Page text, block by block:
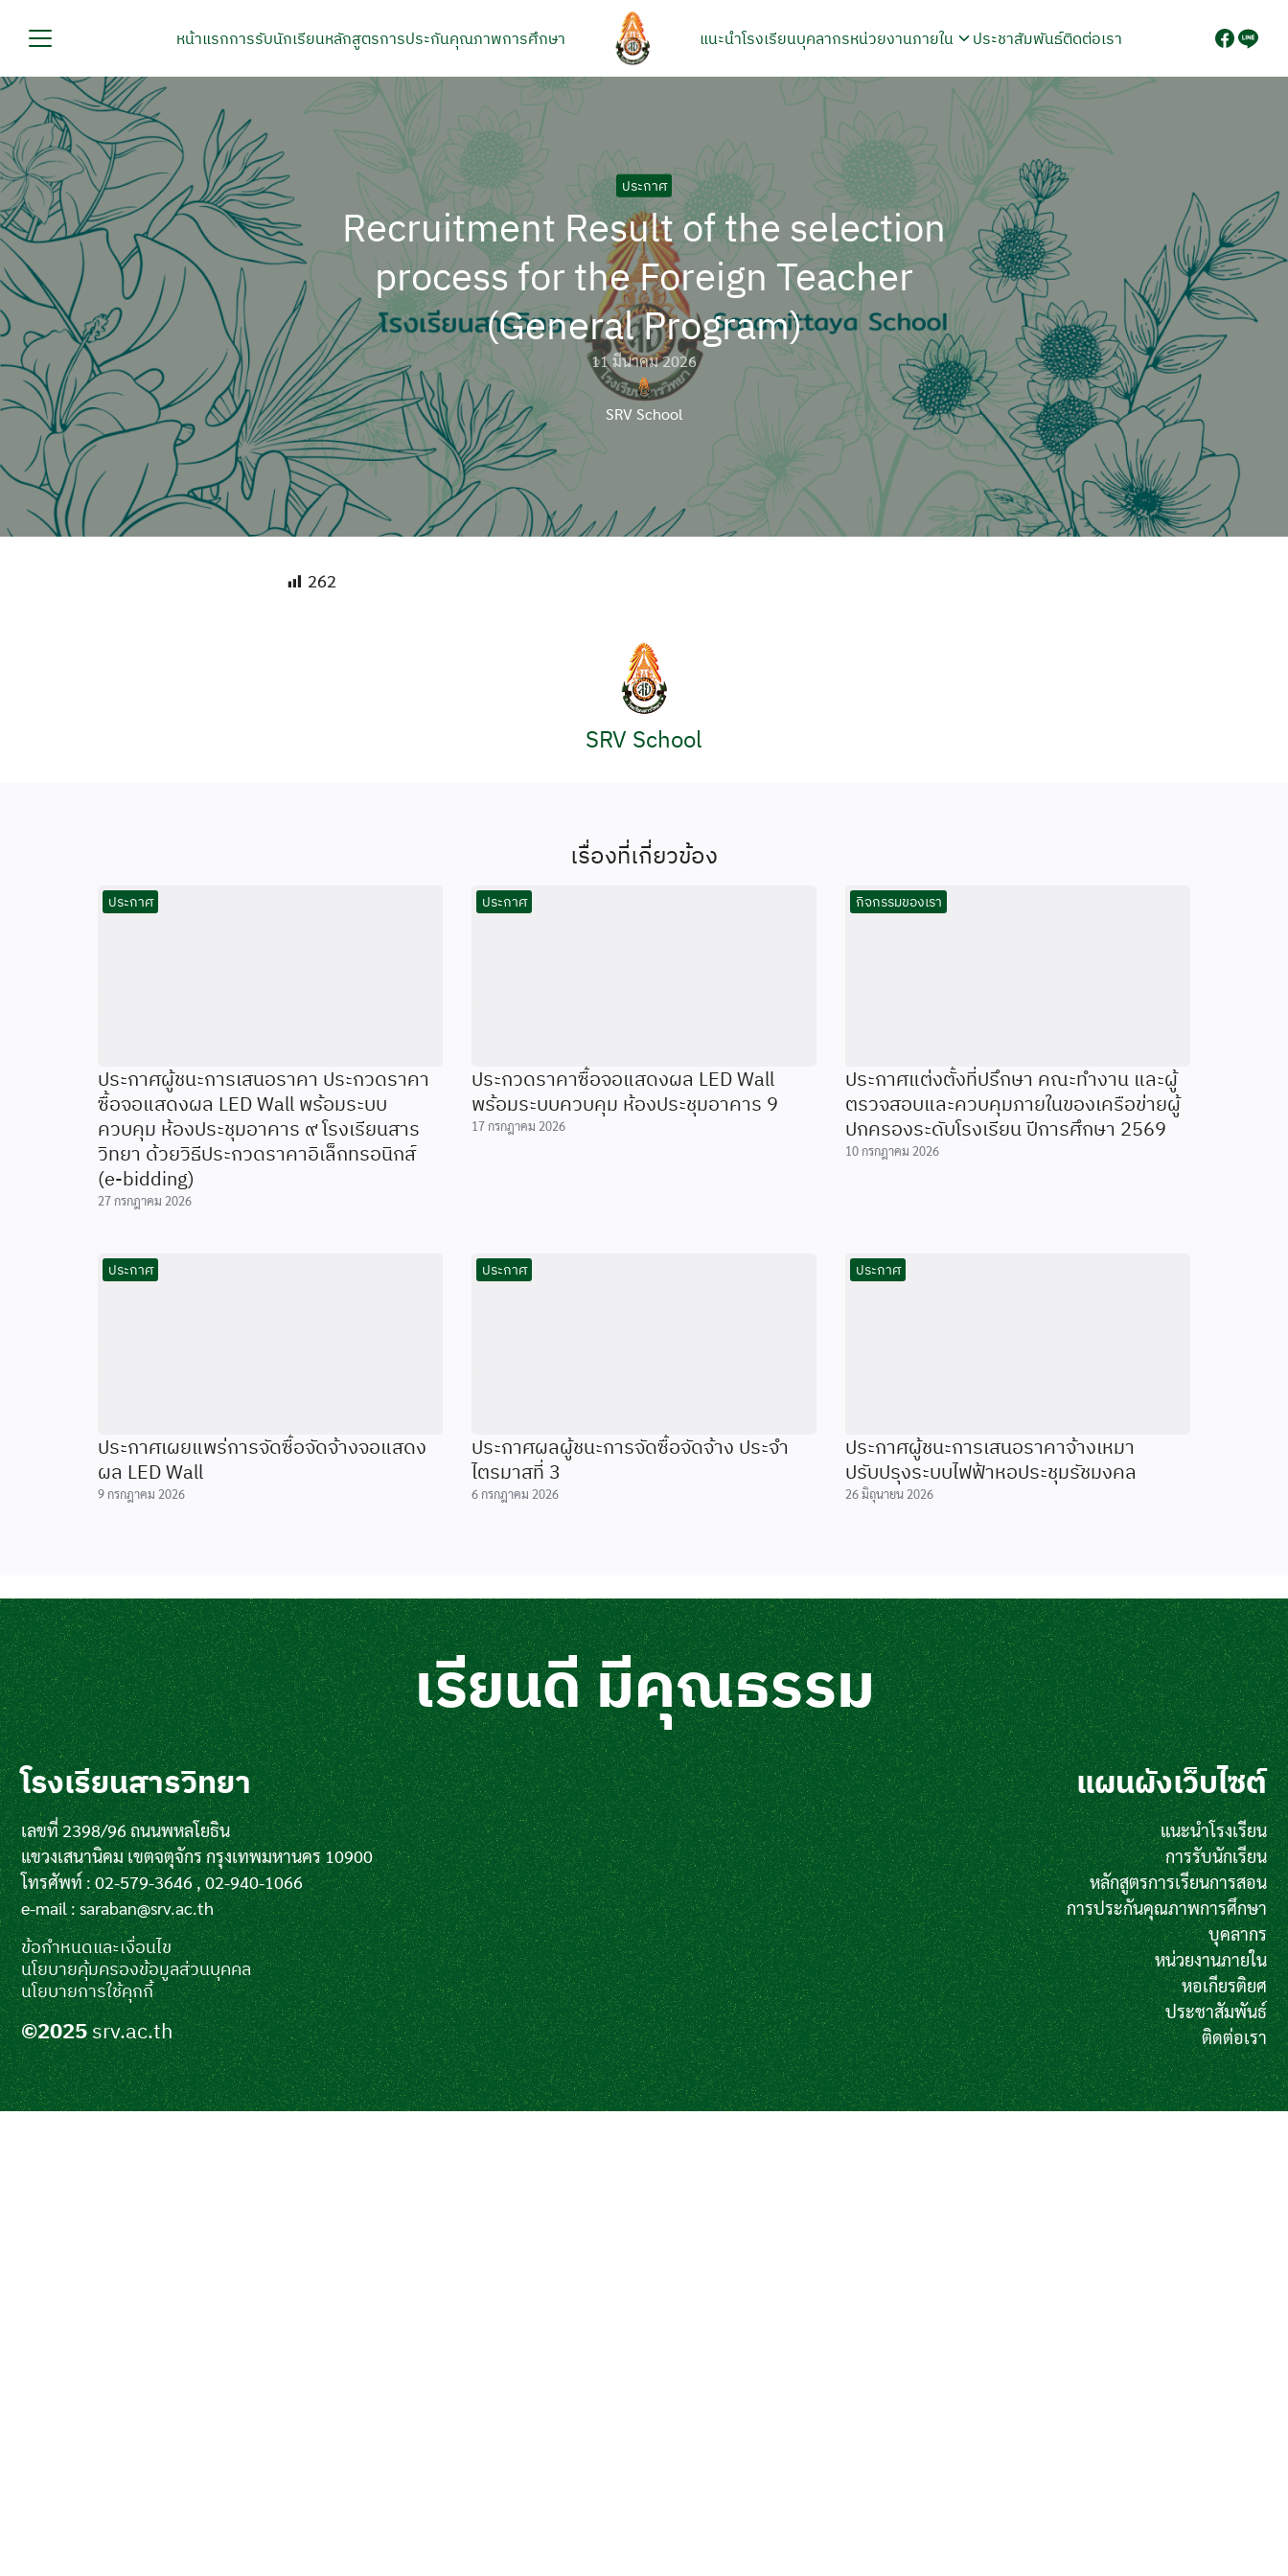
หน้าแรกการรับนักเรียนหลักสูตรการประกันคุณภาพการศึกษา แนะนำโรงเรียนบุคลากรหน่วยงานภายใน ประชาสัมพันธ์ติดต่อเรา
ก
นักเรียน
ร
ะกันคุณภาพการศึกษา
รงเรียน
ร
านภายใน
สัมพันธ์
รา
กันอุบัติเหตุ
Search
for:
ประกาศ
Recruitment Result of the selection
process for the Foreign Teacher
(General Program)
11 มีนาคม 2026
SRV School
262
SRV School
เรื่องที่เกี่ยวข้อง
ประกาศ
ประกาศผู้ชนะการเสนอราคา ประกวดราคา
ซื้อจอแสดงผล LED Wall พร้อมระบบ
ควบคุม ห้องประชุมอาคาร ๙ โรงเรียนสาร
วิทยา ด้วยวิธีประกวดราคาอิเล็กทรอนิกส์
(e-bidding)
27 กรกฎาคม 2026
ประกาศ
ประกวดราคาซื้อจอแสดงผล LED Wall
พร้อมระบบควบคุม ห้องประชุมอาคาร 9
17 กรกฎาคม 2026
กิจกรรมของเรา
ประกาศแต่งตั้งที่ปรึกษา คณะทำงาน และผู้
ตรวจสอบและควบคุมภายในของเครือข่ายผู้
ปกครองระดับโรงเรียน ปีการศึกษา 2569
10 กรกฎาคม 2026
ประกาศ
ประกาศเผยแพร่การจัดซื้อจัดจ้างจอแสดง
ผล LED Wall
9 กรกฎาคม 2026
ประกาศ
ประกาศผลผู้ชนะการจัดซื้อจัดจ้าง ประจำ
ไตรมาสที่ 3
6 กรกฎาคม 2026
ประกาศ
ประกาศผู้ชนะการเสนอราคาจ้างเหมา
ปรับปรุงระบบไฟฟ้าหอประชุมรัชมงคล
26 มิถุนายน 2026
เรียนดี มีคุณธรรม
โรงเรียนสารวิทยา
เลขที่ 2398/96 ถนนพหลโยธิน
แขวงเสนานิคม เขตจตุจักร กรุงเทพมหานคร 10900
โทรศัพท์ : 02-579-3646 , 02-940-1066
e-mail :saraban@srv.ac.th
ข้อกำหนดและเงื่อนไข
นโยบายคุ้มครองข้อมูลส่วนบุคคล
นโยบายการใช้คุกกี้
©2025srv.ac.th
แผนผังเว็บไซต์
แนะนำโรงเรียน
การรับนักเรียน
หลักสูตรการเรียนการสอน
การประกันคุณภาพการศึกษา
บุคลากร
หน่วยงานภายใน
หอเกียรติยศ
ประชาสัมพันธ์
ติดต่อเรา